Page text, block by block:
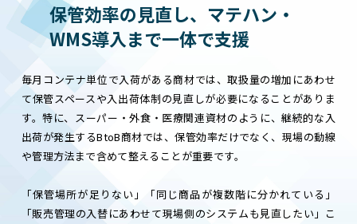
保管効率の見直し、マテハン・
WMS導入まで一体で支援
毎月コンテナ単位で入荷がある商材では、取扱量の増加にあわせ
て保管スペースや入出荷体制の見直しが必要になることがありま
す。特に、スーパー・外食・医療関連資材のように、継続的な入
出荷が発生するBtoB商材では、保管効率だけでなく、現場の動線
や管理方法まで含めて整えることが重要です。
「保管場所が足りない」「同じ商品が複数階に分かれている」
「販売管理の入替にあわせて現場側のシステムも見直したい」こ